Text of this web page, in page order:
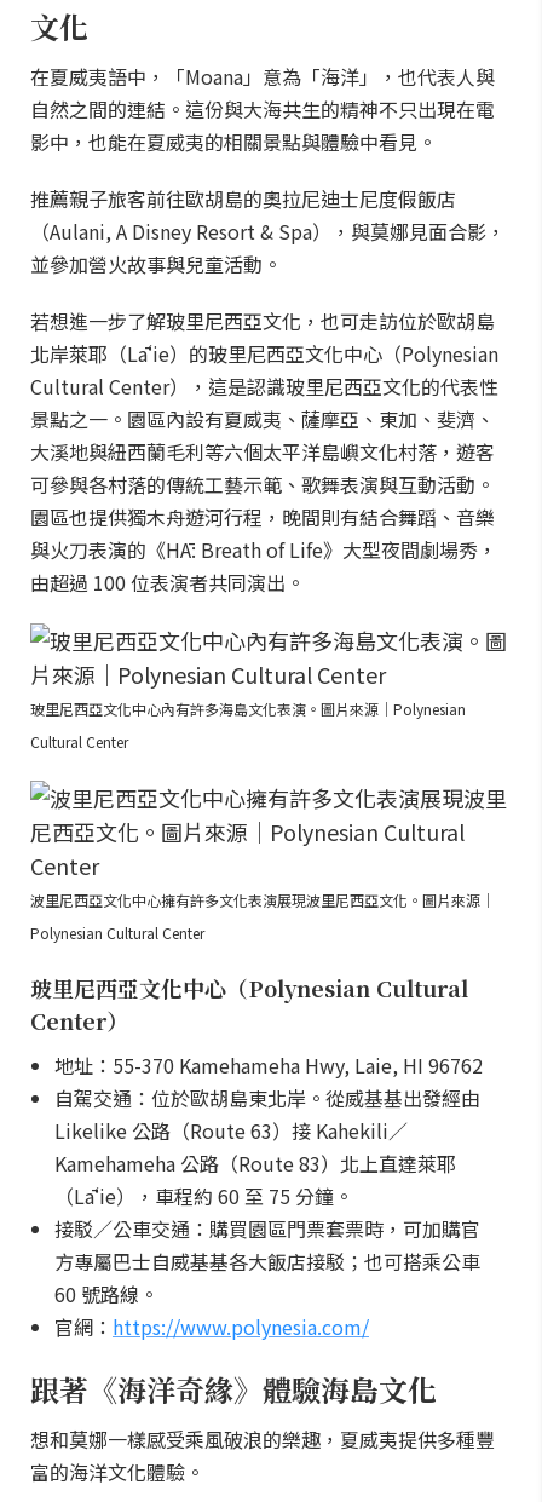
文化
在夏威夷語中，「Moana」意為「海洋」，也代表人與
自然之間的連結。這份與大海共生的精神不只出現在電
影中，也能在夏威夷的相關景點與體驗中看見。
推薦親子旅客前往歐胡島的奧拉尼迪士尼度假飯店
（Aulani, A Disney Resort & Spa），與莫娜見面合影，
並參加營火故事與兒童活動。
若想進一步了解玻里尼西亞文化，也可走訪位於歐胡島
北岸萊耶（Lāʻie）的玻里尼西亞文化中心（Polynesian
Cultural Center），這是認識玻里尼西亞文化的代表性
景點之一。園區內設有夏威夷、薩摩亞、東加、斐濟、
大溪地與紐西蘭毛利等六個太平洋島嶼文化村落，遊客
可參與各村落的傳統工藝示範、歌舞表演與互動活動。
園區也提供獨木舟遊河行程，晚間則有結合舞蹈、音樂
與火刀表演的《HĀ: Breath of Life》大型夜間劇場秀，
由超過 100 位表演者共同演出。
玻里尼西亞文化中心內有許多海島文化表演。圖片來源｜Polynesian
Cultural Center
波里尼西亞文化中心擁有許多文化表演展現波里尼西亞文化。圖片來源｜
Polynesian Cultural Center
玻里尼西亞文化中心（Polynesian Cultural
Center）
地址：55-370 Kamehameha Hwy, Laie, HI 96762
自駕交通：位於歐胡島東北岸。從威基基出發經由
Likelike 公路（Route 63）接 Kahekili／
Kamehameha 公路（Route 83）北上直達萊耶
（Lāʻie），車程約 60 至 75 分鐘。
接駁／公車交通：購買園區門票套票時，可加購官
方專屬巴士自威基基各大飯店接駁；也可搭乘公車
60 號路線。
官網： https://www.polynesia.com/
跟著《海洋奇緣》體驗海島文化
想和莫娜一樣感受乘風破浪的樂趣，夏威夷提供多種豐
富的海洋文化體驗。